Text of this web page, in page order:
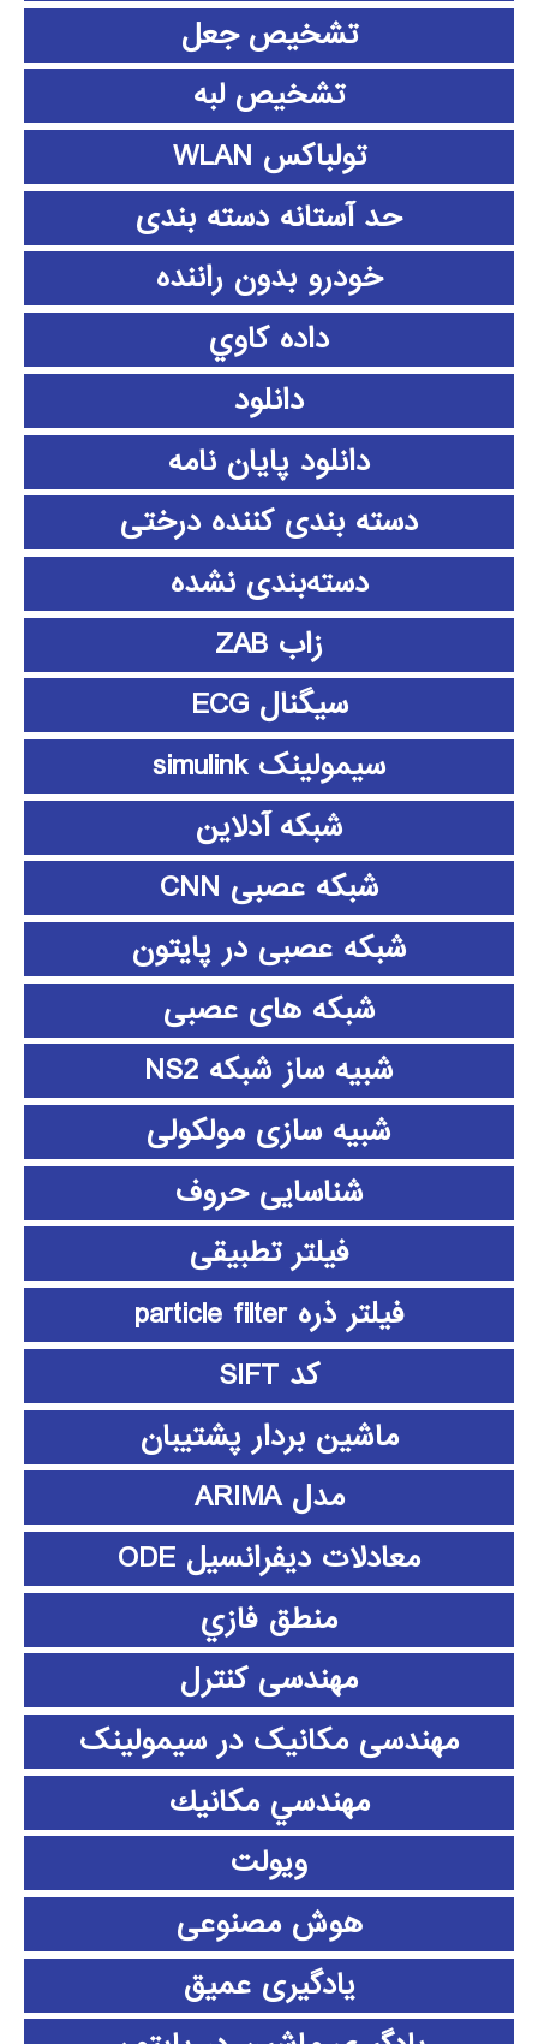
تشخیص جعل
تشخیص لبه
تولباکس WLAN
حد آستانه دسته بندی
خودرو بدون راننده
داده كاوي
دانلود
دانلود پايان نامه
دسته بندی کننده درختی
دسته‌بندی نشده
زاب ZAB
سیگنال ECG
سیمولینک simulink
شبکه آدلاین
شبکه عصبی CNN
شبکه عصبی در پایتون
شبکه های عصبی
شبیه ساز شبکه NS2
شبیه سازی مولکولی
شناسایی حروف
فیلتر تطبیقی
فیلتر ذره particle filter
کد SIFT
ماشین بردار پشتیبان
مدل ARIMA
معادلات دیفرانسیل ODE
منطق فازي
مهندسی کنترل
مهندسی مکانیک در سیمولینک
مهندسي مكانيك
ویولت
هوش مصنوعی
یادگیری عمیق